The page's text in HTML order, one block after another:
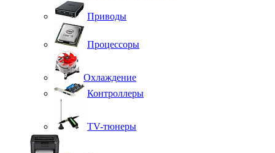
Приводы
Процессоры
Охлаждение
Контроллеры
TV-тюнеры